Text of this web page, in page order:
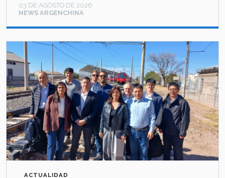
NEWS ARGENCHINA
03 DE AGOSTO DE 2026
ACTUALIDAD